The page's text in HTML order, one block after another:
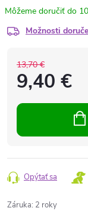
Možnosti
13,70 €
9,40 €
Opýtať sa
Záruka: 2 roky